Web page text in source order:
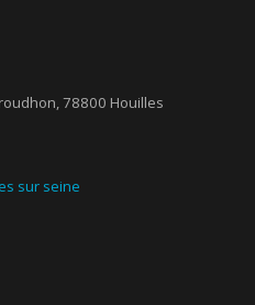
78800 Houilles
sur seine